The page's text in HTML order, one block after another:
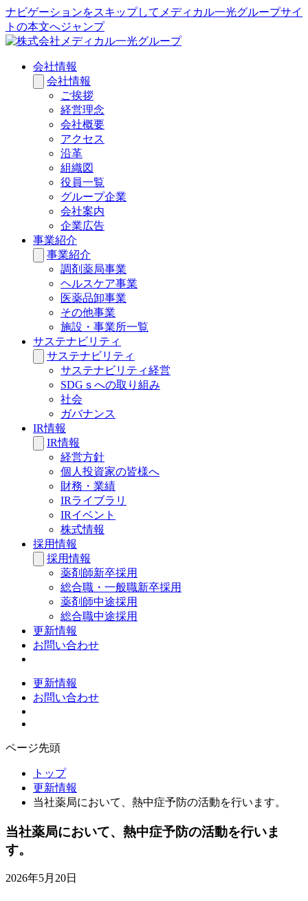
ナビゲーションをスキップしてメディカル一光グループサイ
トの本文へジャンプ
会社情報
会社情報
ご挨拶
経営理念
会社概要
アクセス
沿革
組織図
役員一覧
グループ企業
会社案内
企業広告
事業紹介
事業紹介
調剤薬局事業
ヘルスケア事業
医薬品卸事業
その他事業
施設・事業所一覧
サステナビリティ
サステナビリティ
サステナビリティ経営
SDGｓへの取り組み
社会
ガバナンス
IR情報
IR情報
経営方針
個人投資家の皆様へ
財務・業績
IRライブラリ
IRイベント
株式情報
採用情報
採用情報
薬剤師新卒採用
総合職・一般職新卒採用
薬剤師中途採用
総合職中途採用
更新情報
お問い合わせ
更新情報
お問い合わせ
ページ先頭
トップ
更新情報
当社薬局において、熱中症予防の活動を行います。
当社薬局において、熱中症予防の活動を行いま
す。
2026年5月20日